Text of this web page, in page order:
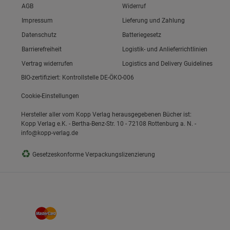
Link zum/zur
AGB
Link zum/zur
Impressum
Link zum/zur
Datenschutz
Link zum/zur
Barrierefreiheit
Vertrag widerrufen
Widerruf
Lieferung und Zahlung
Batteriegesetz
Logistik- und Anlieferrichtlinien
Logistics and Delivery Guidelines
BIO-zertifiziert: Kontrollstelle DE-ÖKO-006
Cookie-Einstellungen
Hersteller aller vom Kopp Verlag herausgegebenen Bücher ist:
Kopp Verlag e.K. - Bertha-Benz-Str. 10 - 72108 Rottenburg a. N. -
info@kopp-verlag.de
♻ Gesetzeskonforme Verpackungslizenzierung
Gruppe